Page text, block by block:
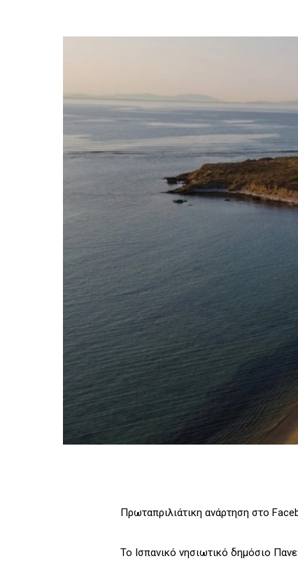
Πρωταπριλιάτικη ανάρτηση στο
Το Ισπανικό νησιωτικό δημόσιο